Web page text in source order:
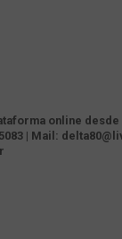
online desde
| Mail: